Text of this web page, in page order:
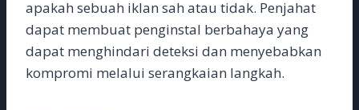
apakah sebuah iklan sah atau tidak. Penjahat
dapat membuat penginstal berbahaya yang
dapat menghindari deteksi dan menyebabkan
kompromi melalui serangkaian langkah.